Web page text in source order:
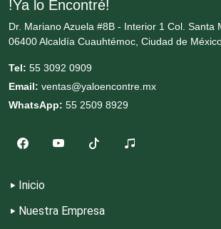
Cortinas, Persianas y
Cristalerías
Cromadoras
!Ya lo Encontré!
Dr. Mariano Azuela #8B - Interior 1 Col. Santa
06400 Alcaldía Cuauhtémoc, Ciudad de
Tel: 55 3092 0909
Email: ventas@yaloencontre.mx
WhatsApp: 55 2509 8929
Inicio
Nuestra Empresa